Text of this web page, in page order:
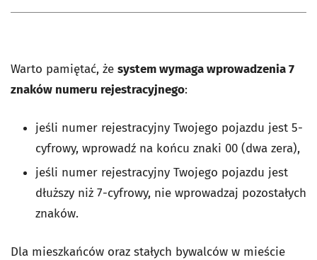
Warto pamiętać, że system wymaga wprowadzenia 7
znaków numeru rejestracyjnego:
jeśli numer rejestracyjny Twojego pojazdu jest 5-
cyfrowy, wprowadź na końcu znaki 00 (dwa zera),
jeśli numer rejestracyjny Twojego pojazdu jest
dłuższy niż 7-cyfrowy, nie wprowadzaj pozostałych
znaków.
Dla mieszkańców oraz stałych bywalców w mieście